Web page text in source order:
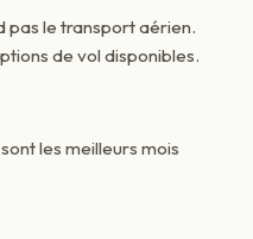
pas le transport aérien.
de vol disponibles.
les meilleurs mois